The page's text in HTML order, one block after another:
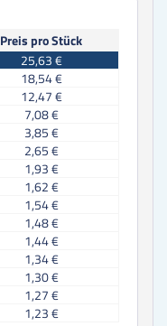
Preis pro Stück
25,63 €
18,54 €
12,47 €
7,08 €
3,85 €
2,65 €
1,93 €
1,62 €
1,54 €
1,48 €
1,44 €
1,34 €
1,30 €
1,27 €
1,23 €